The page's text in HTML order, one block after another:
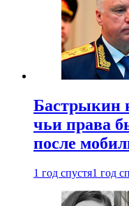
Бастрыкин
чьи права
после
1 год спустя1 год